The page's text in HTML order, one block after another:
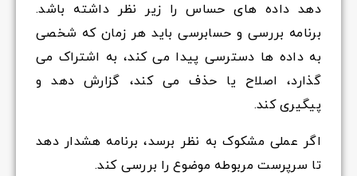
دهد داده های حساس را زیر نظر داشته باشد.
برنامه بررسی و حسابرسی باید هر زمان که شخصی
به داده ها دسترسی پیدا می کند، به اشتراک می
گذارد، اصلاح یا حذف می کند، گزارش دهد و
پیگیری کند.
اگر عملی مشکوک به نظر برسد، برنامه هشدار دهد
تا سرپرست مربوطه موضوع را بررسی کند.